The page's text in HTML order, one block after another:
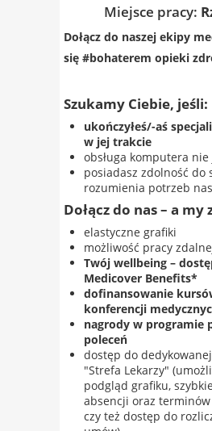
Miejsce pracy:
Dołącz do naszej ekipy
się #bohaterem​ opieki
Szukamy Ciebie, jeśli:
ukończyłeś/-aś
w jej trakcie
obsługa komputera nie
posiadasz zdolność do
rozumienia potrzeb
Dołącz do nas – a my
elastyczne grafiki
możliwość pracy
Twój wellbeing –
Medicover Benefits*
dofinansowanie
konferencji
nagrody w programie
poleceń
dostęp do
"Strefa Lekarzy"
podgląd grafiku,
absencji oraz terminów
czy też dostęp do